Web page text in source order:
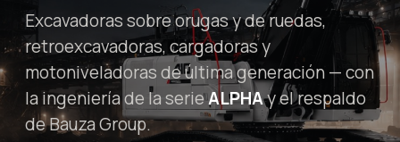
Excavadoras sobre orugas y de ruedas,
retroexcavadoras, cargadoras y
motoniveladoras de última generación — con
la ingeniería de la serieALPHAy el respaldo
de Bauza Group.